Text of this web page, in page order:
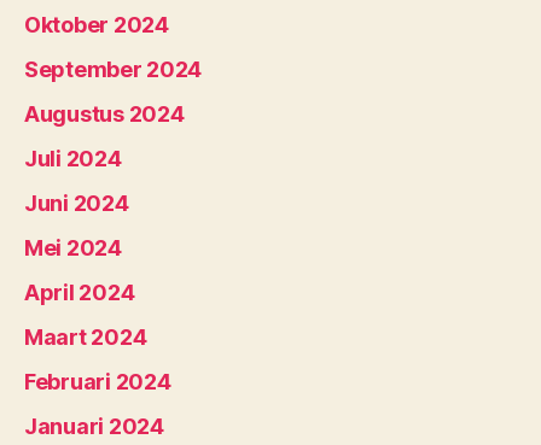
Oktober 2024
September 2024
Augustus 2024
Juli 2024
Juni 2024
Mei 2024
April 2024
Maart 2024
Februari 2024
Januari 2024